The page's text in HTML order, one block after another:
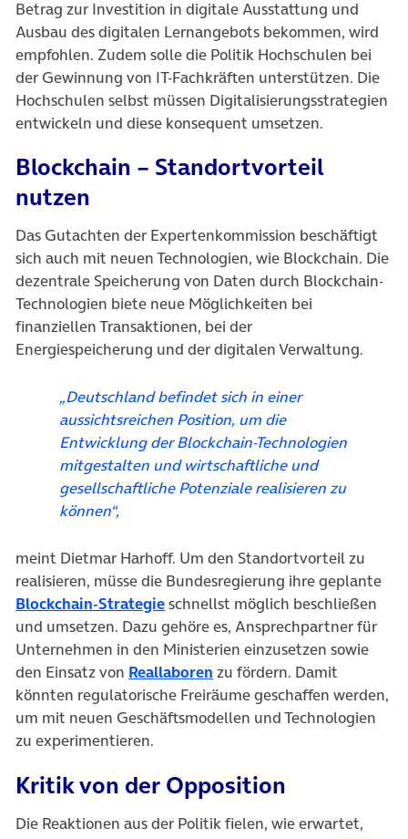
Betrag zur Investition in digitale Ausstattung und
Ausbau des digitalen Lernangebots bekommen, wird
empfohlen. Zudem solle die Politik Hochschulen bei
der Gewinnung von IT-Fachkräften unterstützen. Die
Hochschulen selbst müssen Digitalisierungsstrategien
entwickeln und diese konsequent umsetzen.
Blockchain – Standortvorteil
nutzen
Das Gutachten der Expertenkommission beschäftigt
sich auch mit neuen Technologien, wie Blockchain. Die
dezentrale Speicherung von Daten durch Blockchain-
Technologien biete neue Möglichkeiten bei
finanziellen Transaktionen, bei der
Energiespeicherung und der digitalen Verwaltung.
„Deutschland befindet sich in einer
aussichtsreichen Position, um die
Entwicklung der Blockchain-Technologien
mitgestalten und wirtschaftliche und
gesellschaftliche Potenziale realisieren zu
können“,
meint Dietmar Harhoff. Um den Standortvorteil zu
realisieren, müsse die Bundesregierung ihre geplante
Blockchain-Strategie(öffnet in neuem Tab)
schnellst möglich beschließen
und umsetzen. Dazu gehöre es, Ansprechpartner für
Unternehmen in den Ministerien einzusetzen sowie
den Einsatz von Reallaboren (öffnet in neuem Tab)
zu fördern. Damit
könnten regulatorische Freiräume geschaffen werden,
um mit neuen Geschäftsmodellen und Technologien
zu experimentieren.
Kritik von der Opposition
Die Reaktionen aus der Politik fielen, wie erwartet,